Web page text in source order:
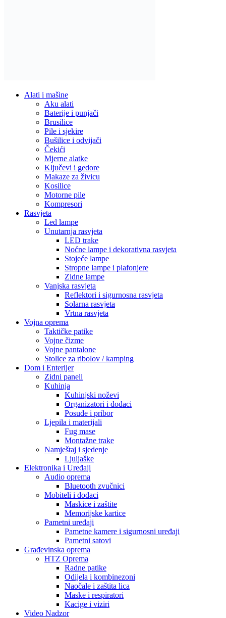
Alati i mašine
Aku alati
Baterije i punjači
Brusilice
Pile i sjekire
Bušilice i odvijači
Čekići
Mjerne alatke
Ključevi i gedore
Makaze za živicu
Kosilice
Motorne pile
Kompresori
Rasvjeta
Led lampe
Unutarnja rasvjeta
LED trake
Noćne lampe i dekorativna rasvjeta
Stojeće lampe
Stropne lampe i plafonjere
Zidne lampe
Vanjska rasvjeta
Reflektori i sigurnosna rasvjeta
Solarna rasvjeta
Vrtna rasvjeta
Vojna oprema
Taktičke patike
Vojne čizme
Vojne pantalone
Stolice za ribolov / kamping
Dom i Enterijer
Zidni paneli
Kuhinja
Kuhinjski noževi
Organizatori i dodaci
Posuđe i pribor
Ljepila i materijali
Fug mase
Montažne trake
Namještaj i sjedenje
Ljuljaške
Elektronika i Uređaji
Audio oprema
Bluetooth zvučnici
Mobiteli i dodaci
Maskice i zaštite
Memorijske kartice
Pametni uređaji
Pametne kamere i sigurnosni uređaji
Pametni satovi
Građevinska oprema
HTZ Oprema
Radne patike
Odijela i kombinezoni
Naočale i zaštita lica
Maske i respiratori
Kacige i viziri
Video Nadzor